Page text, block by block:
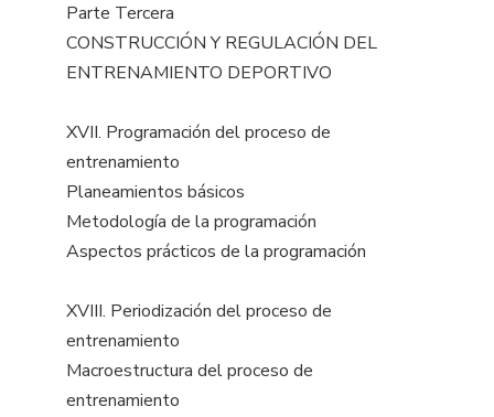
Parte Tercera
CONSTRUCCIÓN Y REGULACIÓN DEL
ENTRENAMIENTO DEPORTIVO
XVII. Programación del proceso de
entrenamiento
Planeamientos básicos
Metodología de la programación
Aspectos prácticos de la programación
XVIII. Periodización del proceso de
entrenamiento
Macroestructura del proceso de
entrenamiento